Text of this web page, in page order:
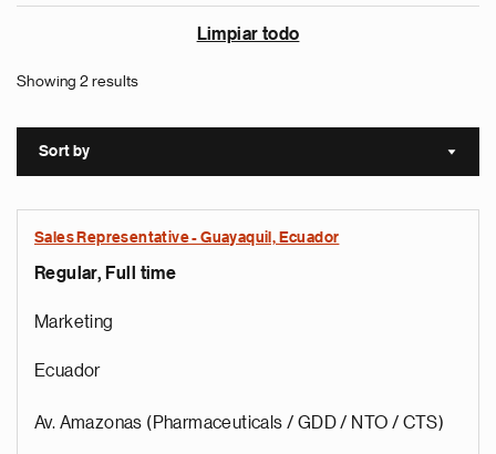
Limpiar todo
Showing 2 results
Sort by Sort
Sales Representative - Guayaquil, Ecuador
Regular, Full time
Marketing
Ecuador
Av. Amazonas (Pharmaceuticals / GDD / NTO / CTS)